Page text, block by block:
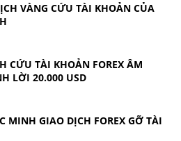
VÀNG CỨU TÀI KHOẢN CỦA
CỨU TÀI KHOẢN FOREX ÂM
LỜI 20.000 USD
MINH GIAO DỊCH FOREX GỠ TÀI